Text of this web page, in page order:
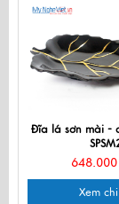
Đĩa lá sơn mài -
Xem